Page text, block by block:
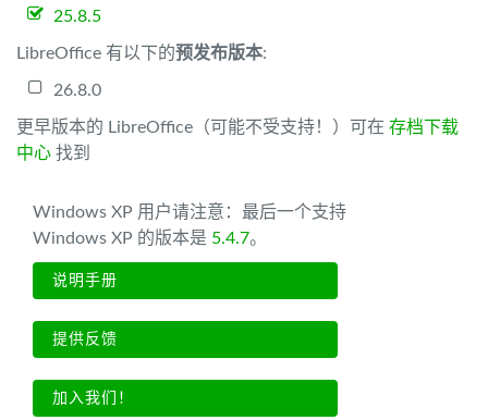
25.8.5
LibreOffice 有以下的预发布版本:
26.8.0
更早版本的 LibreOffice（可能不受支持！）可在 存档下载
中心 找到
Windows XP 用户请注意：最后一个支持
Windows XP 的版本是 5.4.7。
说明手册
提供反馈
加入我们！